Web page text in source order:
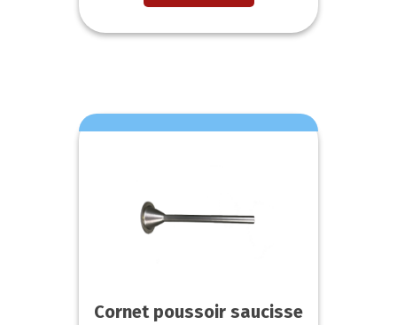
Cornet poussoir saucisse